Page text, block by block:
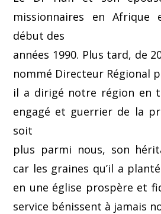
missionnaires en
début des
années 1990. Plus tard, de
nommé Directeur Régional
il a dirigé notre région en
engagé et guerrier de la
soit
plus parmi nous, son
car les graines qu’il a
en une église prospère et
service bénissent à jamais